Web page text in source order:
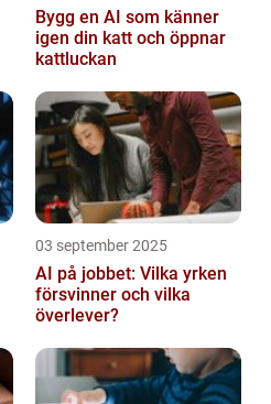
Bygg en AI som känner
igen din katt och öppnar
kattluckan
03 september 2025
AI på jobbet: Vilka yrken
försvinner och vilka
överlever?